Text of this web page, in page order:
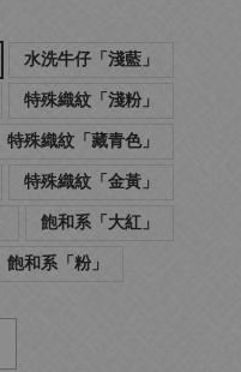
水洗牛仔「淺藍」
特殊織紋「淺粉」
特殊織紋「藏青色」
特殊織紋「金黃」
飽和系「大紅」
飽和系「粉」